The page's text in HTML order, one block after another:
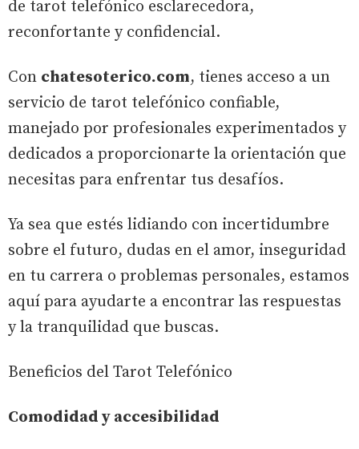
de tarot telefónico esclarecedora,
reconfortante y confidencial.
Con chatesoterico.com, tienes acceso a un
servicio de tarot telefónico confiable,
manejado por profesionales experimentados y
dedicados a proporcionarte la orientación que
necesitas para enfrentar tus desafíos.
Ya sea que estés lidiando con incertidumbre
sobre el futuro, dudas en el amor, inseguridad
en tu carrera o problemas personales, estamos
aquí para ayudarte a encontrar las respuestas
y la tranquilidad que buscas.
Beneficios del Tarot Telefónico
Comodidad y accesibilidad